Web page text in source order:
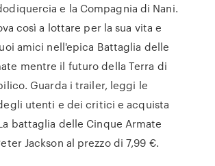
e la Compagnia di Nani.
così a lottare per la sua vita e
amici nell'epica Battaglia delle
mentre il futuro della Terra di
‎Guarda i trailer, leggi le
utenti e dei critici e acquista
battaglia delle Cinque Armate
Jackson al prezzo di 7,99 €.